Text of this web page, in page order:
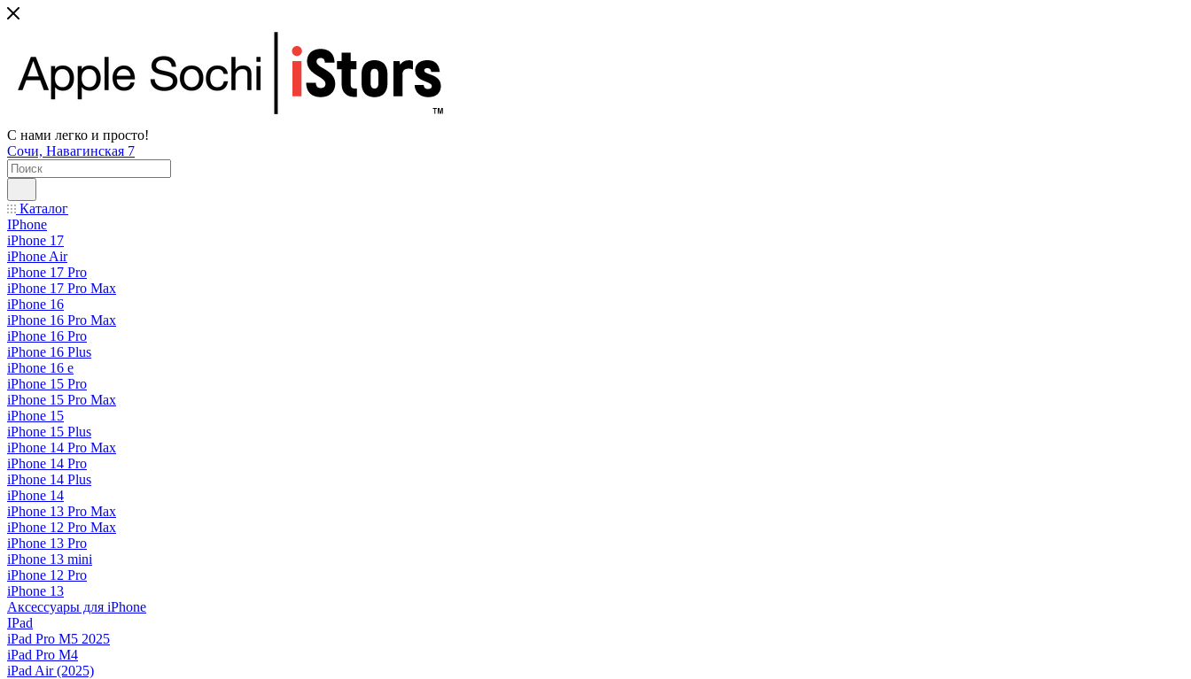
С нами легко и просто!
Сочи, Навагинская 7
Каталог
IPhone
iPhone 17
iPhone Air
iPhone 17 Pro
iPhone 17 Pro Max
iPhone 16
iPhone 16 Pro Max
iPhone 16 Pro
iPhone 16 Plus
iPhone 16 e
iPhone 15 Pro
iPhone 15 Pro Max
iPhone 15
iPhone 15 Plus
iPhone 14 Pro Max
iPhone 14 Pro
iPhone 14 Plus
iPhone 14
iPhone 13 Pro Max
iPhone 12 Pro Max
iPhone 13 Pro
iPhone 13 mini
iPhone 12 Pro
iPhone 13
Аксессуары для iPhone
IPad
iPad Pro M5 2025
iPad Pro M4
iPad Air (2025)